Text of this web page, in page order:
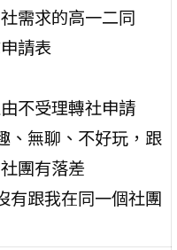
需求的高一二同
請表
不受理轉社申請
、無聊、不好玩，跟
團有落差
有跟我在同一個社團